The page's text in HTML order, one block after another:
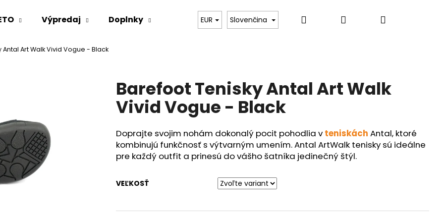
Výpredaj Doplnky Oblečenie Kontakt
EUR Slovenčina Hľadať PrihlásenieNákupný
Art Walk Vivid Vogue - Black
Barefoot Tenisky Antal Art Walk
Vivid Vogue - Black
Doprajte svojim nohám dokonalý pocit pohodlia v teniskách Antal, ktoré
kombinujú funkčnosť s výtvarným umením.Antal ArtWalk tenisky sú ideálne
pre každý outfit a prinesú do vášho šatníka jedinečný štýl.
VEĽKOSŤ
Čo potrebujete nájsť?
HĽADAŤ
Odporúčame